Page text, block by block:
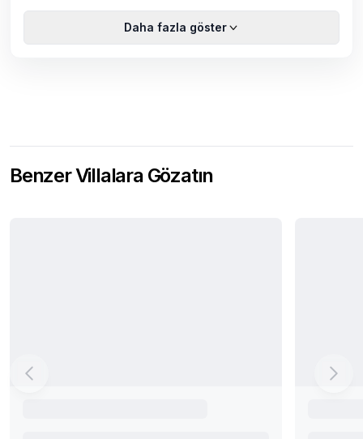
Daha fazla göster
Benzer Villalara Gözatın